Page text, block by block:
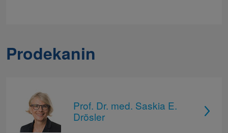
Prodekanin
Prof. Dr. med. Saskia E.
Drösler